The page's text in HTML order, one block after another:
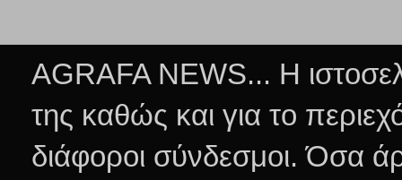
AGRAFA NEWS... Η
της καθώς και για το
διάφοροι σύνδεσμοι.Όσα